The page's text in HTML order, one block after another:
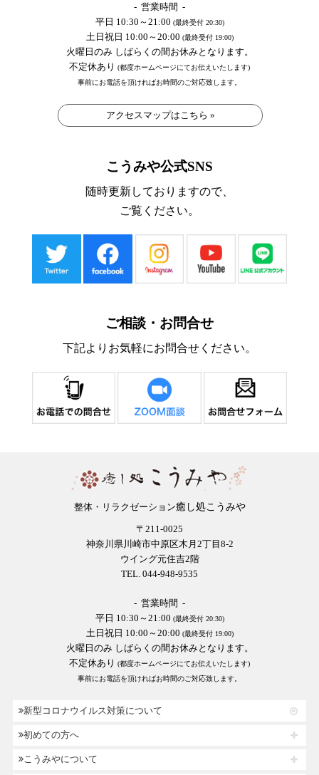
- 営業時間 -
平日 10:30～21:00 (最終受付 20:30)
土日祝日 10:00～20:00 (最終受付 19:00)
火曜日のみ しばらくの間お休みとなります。
不定休あり (都度ホームページにてお伝えいたします)
事前にお電話を頂ければお時間のご対応致します。
アクセスマップはこちら »
こうみや公式SNS
随時更新しておりますので、
ご覧ください。
ご相談・お問合せ
下記よりお気軽にお問合せください。
整体・リラクゼーション癒し処こうみや
〒211-0025
神奈川県川崎市中原区木月2丁目8-2
ウイング元住吉2階
TEL. 044-948-9535
- 営業時間 -
平日 10:30～21:00 (最終受付 20:30)
土日祝日 10:00～20:00 (最終受付 19:00)
火曜日のみ しばらくの間お休みとなります。
不定休あり (都度ホームページにてお伝えいたします)
事前にお電話を頂ければお時間のご対応致します。
新型コロナウイルス対策について
初めての方へ
こうみやについて